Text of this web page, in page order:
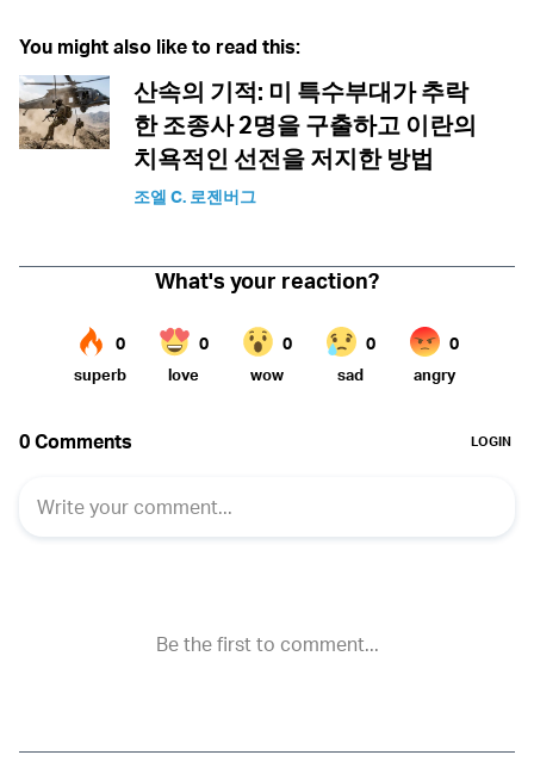
You might also like to read this:
산속의 기적: 미 특수부대가 추락
한 조종사 2명을 구출하고 이란의
치욕적인 선전을 저지한 방법
조엘 C. 로젠버그